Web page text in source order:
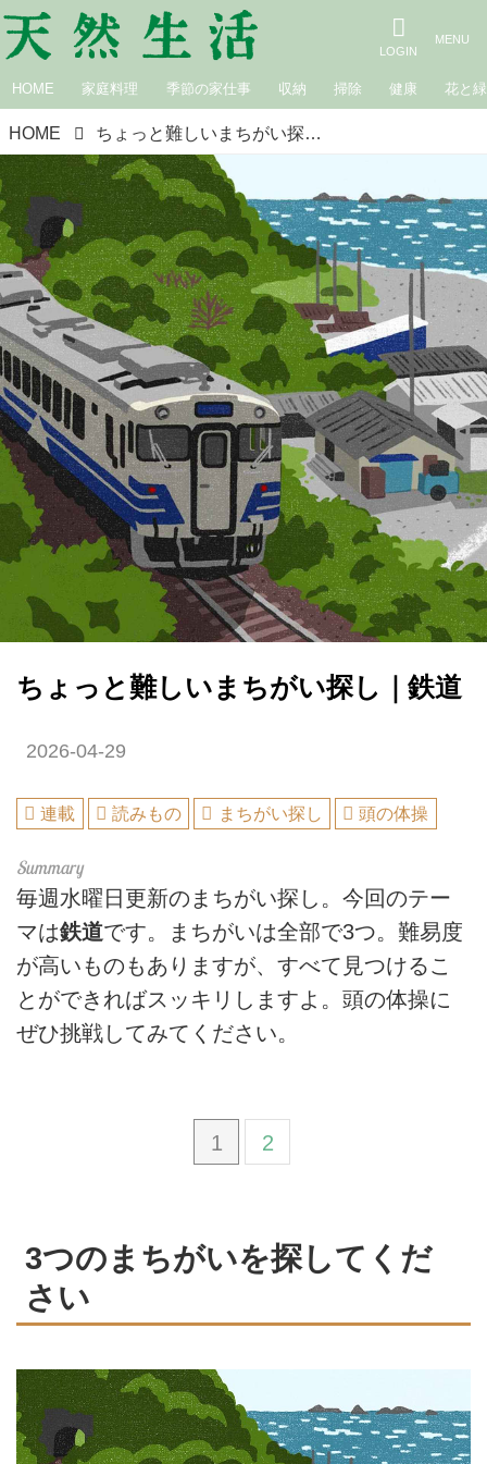
HOME 家庭料理 季節の家仕事 収納 掃除 健康 花と緑
HOME ちょっと難しいまちがい探し｜鉄道
ちょっと難しいまちがい探し｜鉄道
2026-04-29
連載 読みもの まちがい探し 頭の体操
毎週水曜日更新のまちがい探し。今回のテー
マは鉄道です。まちがいは全部で3つ。難易度
が高いものもありますが、すべて見つけるこ
とができればスッキリしますよ。頭の体操に
ぜひ挑戦してみてください。
1 2
3つのまちがいを探してくだ
さい